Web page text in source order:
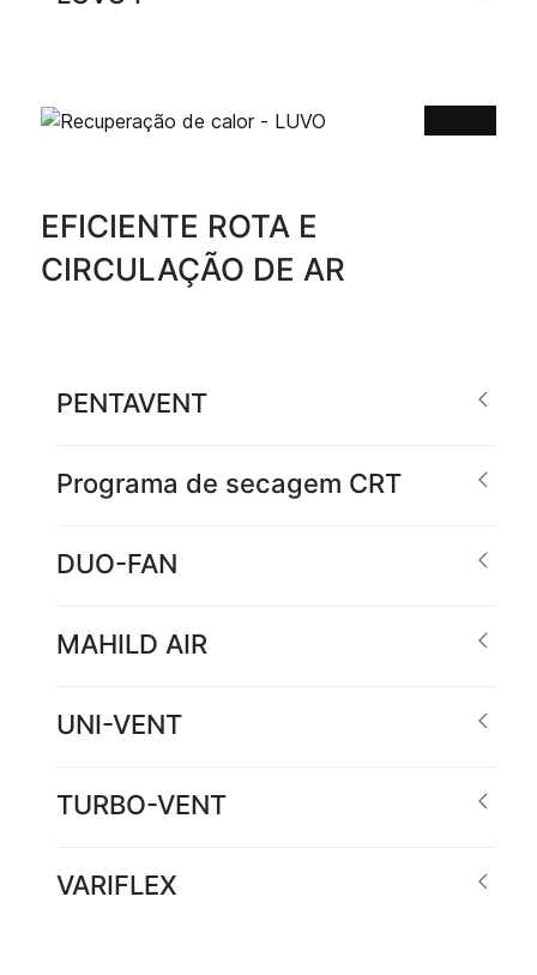
EFICIENTE ROTA E
CIRCULAÇÃO DE AR
PENTAVENT
Programa de secagem CRT
DUO-FAN
MAHILD AIR
UNI-VENT
TURBO-VENT
VARIFLEX